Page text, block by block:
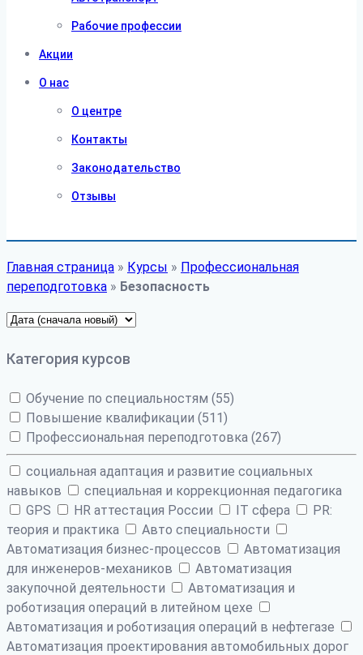
Рабочие профессии
Акции
О нас
О центре
Контакты
Законодательство
Отзывы
Главная страница » Курсы » Профессиональная
переподготовка » Безопасность
Категория курсов
Обучение по специальностям (55)
Повышение квалификации (511)
Профессиональная переподготовка (267)
cоциальная адаптация и развитие социальных
навыков
cпециальная и коррекционная педагогика
GPS
HR аттестация России IT сфера
PR:
теория и практика
Авто специальности
Автоматизация бизнес-процессов
Автоматизация
для инженеров-механиков
Автоматизация
закупочной деятельности
Автоматизация и
роботизация операций в литейном цехе
Автоматизация и роботизация операций в нефтегазе
Автоматизация проектирования автомобильных дорог